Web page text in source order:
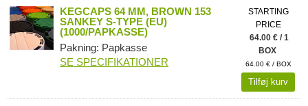
KEGCAPS 64 MM, BROWN 153
SANKEY S-TYPE (EU)
(1000/PAPKASSE)
Pakning: Papkasse
SE SPECIFIKATIONER
STARTING
PRICE
64.00 € / 1
BOX
64.00 € / BOX
Tilføj kurv